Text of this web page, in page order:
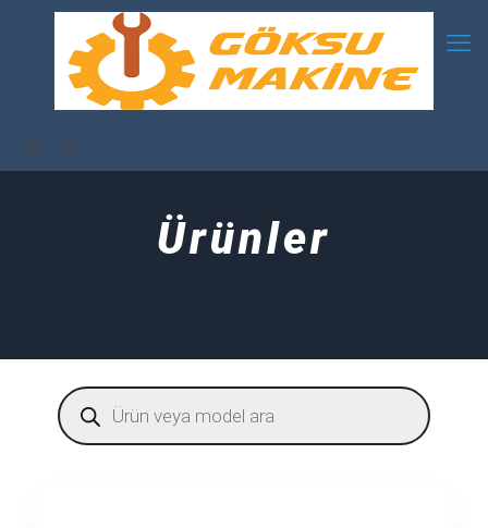
Ürünler
Products
search